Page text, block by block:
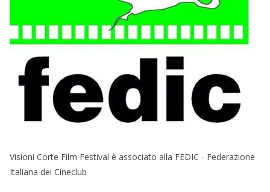
Visioni Corte Film Festival è associato alla FEDIC - Federazione
Italiana dei Cineclub